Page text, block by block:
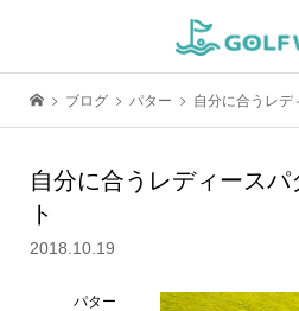
ブログ パター 自分に合うレデ
自分に合うレディース
ト
2018.10.19
パター